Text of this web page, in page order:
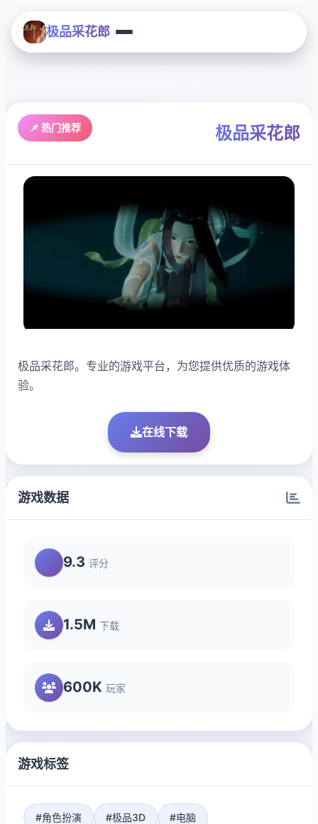
极品采花郎
📌 热门推荐 极品采花郎
极品采花郎。专业的游戏平台，为您提供优质的游戏体
验。
在线下载
游戏数据
9.3 评分
1.5M 下载
600K 玩家
游戏标签
#角色扮演 #极品3D #电脑